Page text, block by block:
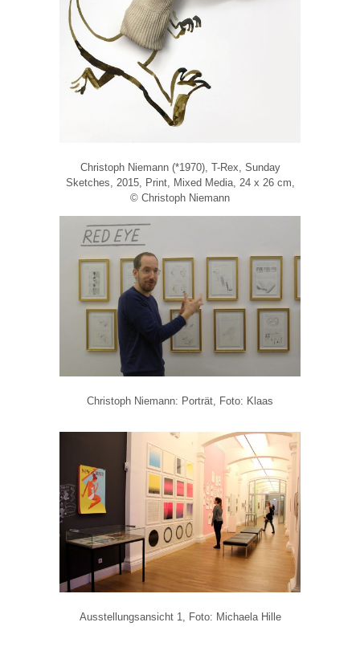
Christoph Niemann (*1970), T-Rex, Sunday
Sketches, 2015, Print, Mixed Media, 24 x 26 cm,
© Christoph Niemann
Christoph Niemann: Porträt, Foto: Klaas
Ausstellungsansicht 1, Foto: Michaela Hille